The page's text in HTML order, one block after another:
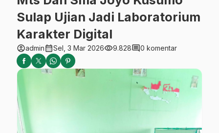
Sulap Ujian Jadi Laboratorium
Karakter Digital
account_circleadmincalendar_monthSel, 3 Mar 2026visibility9.828comment0 komentar